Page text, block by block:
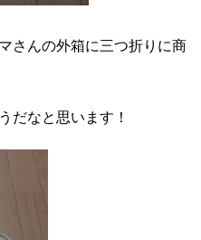
さんの外箱に三つ折りに商
だなと思います！